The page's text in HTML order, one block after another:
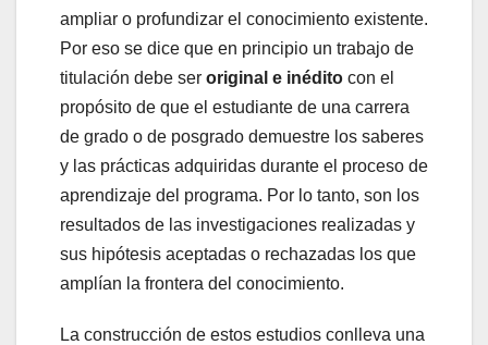
ampliar o profundizar el conocimiento existente.
Por eso se dice que en principio un trabajo de
titulación debe ser original e inédito con el
propósito de que el estudiante de una carrera
de grado o de posgrado demuestre los saberes
y las prácticas adquiridas durante el proceso de
aprendizaje del programa. Por lo tanto, son los
resultados de las investigaciones realizadas y
sus hipótesis aceptadas o rechazadas los que
amplían la frontera del conocimiento.
La construcción de estos estudios conlleva una